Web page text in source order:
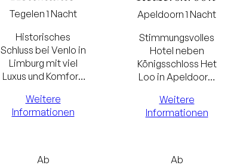
Tegelen1 Nacht
Historisches
Schluss bei Venlo in
Limburg mit viel
Luxus und Komfort.
gemütlich Shoppen
oder entspannen
Schwimmbad oder
Weitere
Informationen
Ab
Apeldoorn1 Nacht
Stimmungsvolles
Hotel neben
Königsschloss Het
Loo in Apeldoorn.
Jahres gewählt.
Genießen Sie die
sich im
Weitere
Informationen
Ab